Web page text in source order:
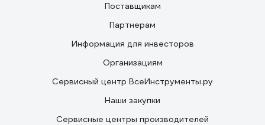
Поставщикам
Партнерам
Информация для инвесторов
Организациям
Сервисный центр ВсеИнструменты.ру
Наши закупки
Сервисные центры производителей